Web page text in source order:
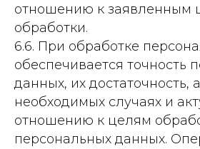
отношению к заявленным
обработки.
6.6. При обработке
обеспечивается точность
данных, их достаточность,
необходимых случаях и
отношению к целям
персональных данных.